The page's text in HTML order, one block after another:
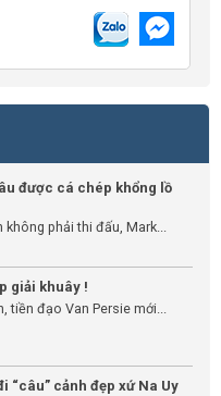
được cá chép khổng lồ
không phải thi đấu, Mark...
giải khuây !
tiền đạo Van Persie mới...
“câu” cảnh đẹp xứ Na Uy